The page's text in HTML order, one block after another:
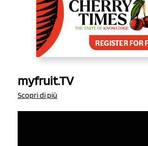
myfruit.TV
Scopri di più